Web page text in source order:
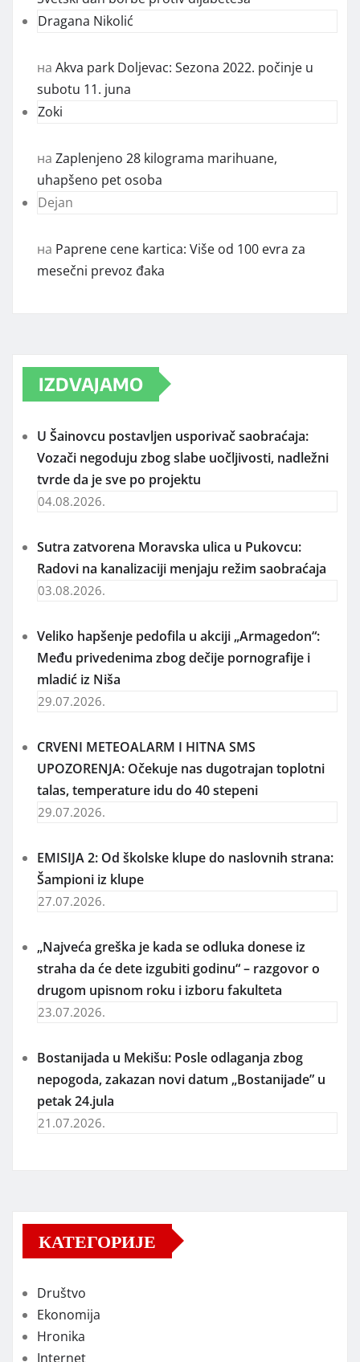
Dragana Nikolić
на Akva park Doljevac: Sezona 2022. počinje u
subotu 11. juna
Zoki
на Zaplenjeno 28 kilograma marihuane,
uhapšeno pet osoba
Dejan
на Paprene cene kartica: Više od 100 evra za
mesečni prevoz đaka
IZDVAJAMO
U Šainovcu postavljen usporivač saobraćaja:
Vozači negoduju zbog slabe uočljivosti, nadležni
tvrde da je sve po projektu
04.08.2026.
Sutra zatvorena Moravska ulica u Pukovcu:
Radovi na kanalizaciji menjaju režim saobraćaja
03.08.2026.
Veliko hapšenje pedofila u akciji „Armagedon“:
Među privedenima zbog dečije pornografije i
mladić iz Niša
29.07.2026.
CRVENI METEOALARM I HITNA SMS
UPOZORENJA: Očekuje nas dugotrajan toplotni
talas, temperature idu do 40 stepeni
29.07.2026.
EMISIJA 2: Od školske klupe do naslovnih strana:
Šampioni iz klupe
27.07.2026.
„Najveća greška je kada se odluka donese iz
straha da će dete izgubiti godinu“ – razgovor o
drugom upisnom roku i izboru fakulteta
23.07.2026.
Bostanijada u Mekišu: Posle odlaganja zbog
nepogoda, zakazan novi datum „Bostanijade” u
petak 24.jula
21.07.2026.
КАТЕГОРИЈЕ
Društvo
Ekonomija
Hronika
Internet